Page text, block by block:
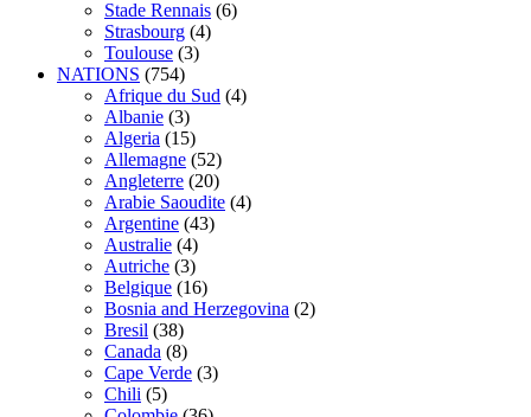
Stade Rennais (6)
Strasbourg (4)
Toulouse (3)
NATIONS (754)
Afrique du Sud (4)
Albanie (3)
Algeria (15)
Allemagne (52)
Angleterre (20)
Arabie Saoudite (4)
Argentine (43)
Australie (4)
Autriche (3)
Belgique (16)
Bosnia and Herzegovina (2)
Bresil (38)
Canada (8)
Cape Verde (3)
Chili (5)